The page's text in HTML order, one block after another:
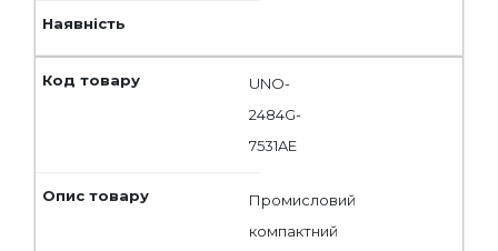
UNO-
2484G-
7531AE
Промисловий
компактний